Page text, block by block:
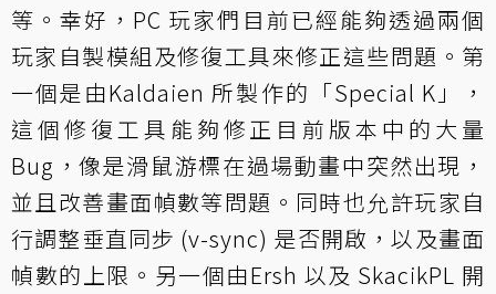
等。幸好，PC 玩家們目前已經能夠透過兩個
玩家自製模組及修復工具來修正這些問題。第
一個是由Kaldaien 所製作的「Special K」
，
這個修復工具能夠修正目前版本中的大量
Bug，像是滑鼠游標在過場動畫中突然出現，
並且改善畫面幀數等問題。同時也允許玩家自
行調整垂直同步 (v-sync) 是否開啟，以及畫面
幀數的上限。另一個由Ersh 以及 SkacikPL 開